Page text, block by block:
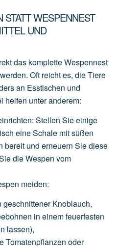
WESPENNEST
UND
das komplette Wespennest
Oft reicht es, die Tiere
an Esstischen und
helfen unter anderem:
: Stellen Sieeinige
eineSchale mitsüßen
bereit und erneuern Siediese
dieWespen vom
meiden:
geschnittener Knoblauch,
in einemfeuerfesten
lassen),
Tomatenpflanzen oder